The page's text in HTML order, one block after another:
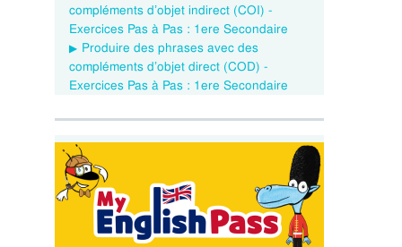
compléments d’objet indirect (COI) -
Exercices Pas à Pas : 1ere Secondaire
Produire des phrases avec des
compléments d’objet direct (COD) -
Exercices Pas à Pas : 1ere Secondaire